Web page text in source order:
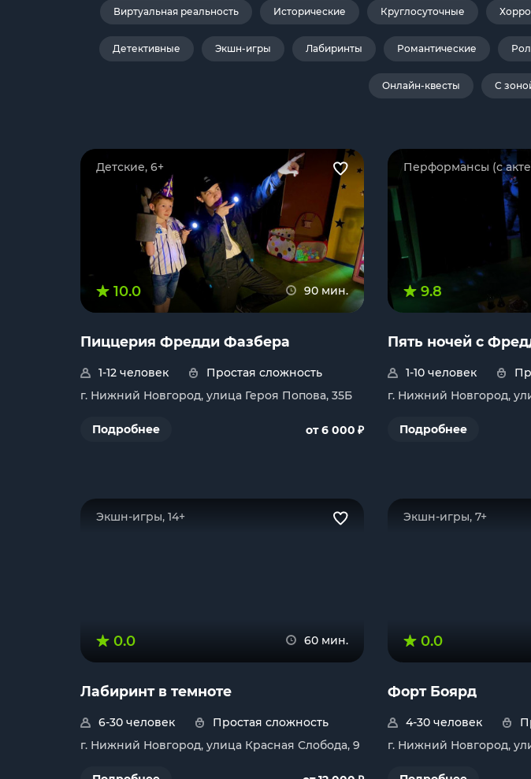
Виртуальная реальность Исторические Круглосуточные
Детективные Экшн-игры Лабиринты Романтические
Онлайн-квесты С
Детские, 6+
10.0 90 мин.
Пиццерия Фредди Фазбера
1-12 человек
Простая сложность
г. Нижний Новгород, улица Героя Попова, 35Б
Подробнее от 6 000 ₽
Перформансы (с
9.8
Пять ночей с
1-10 человек
г. Нижний Новгород,
Подробнее
Экшн-игры, 14+
0.0 60 мин.
Лабиринт в темноте
6-30 человек
Простая сложность
г. Нижний Новгород, улица Красная Слобода, 9
Экшн-игры, 7+
0.0
Форт Боярд
4-30 человек
г. Нижний Новгород,